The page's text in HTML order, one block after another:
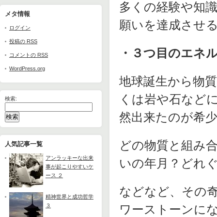
メタ情報
ログイン
投稿の RSS
コメントの RSS
WordPress.org
検索:
人気記事一覧
アンラッキーな出来
事が起こりやすいケ
ース ２
精神世界と成功哲学
３
多くの経験や知
願いを達成させ
・３つ目のエネ
地球誕生から物
くは岩や石など
然出来たのが希
どの物質と組み
いの年月？どれ
などなど、その
ワーストーンに